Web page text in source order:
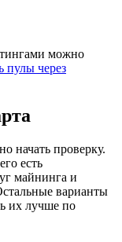
можно
пулы через
начать проверку.
есть
майнинга и
варианты
их лучше по